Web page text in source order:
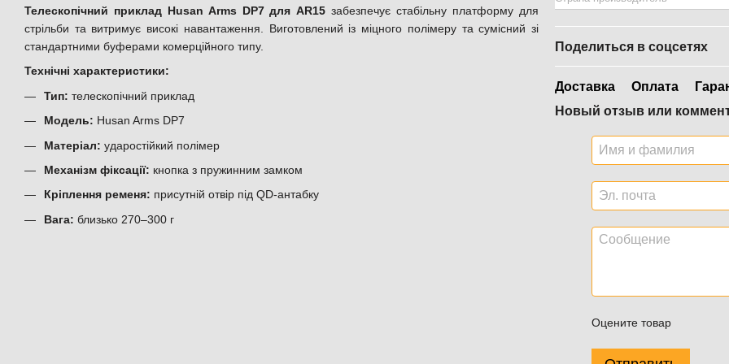
Телескопічний приклад Husan Arms DP7 для AR15 забезпечує стабільну платформу для
стрільби та витримує високі навантаження. Виготовлений із міцного полімеру та сумісний зі
стандартними буферами комерційного типу.
Технічні характеристики:
Тип: телескопічний приклад
Модель: Husan Arms DP7
Матеріал: ударостійкий полімер
Механізм фіксації: кнопка з пружинним замком
Кріплення ременя: присутній отвір під QD-антабку
Вага: близько 270–300 г
Поделиться в соцсетях
Доставка Оплата
Новый отзыв или
Оцените товар